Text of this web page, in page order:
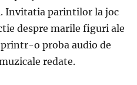
Invitatia parintilor la joc
despre marile figuri ale
o proba audio de
redate.